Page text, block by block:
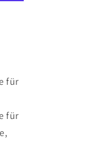
für
für